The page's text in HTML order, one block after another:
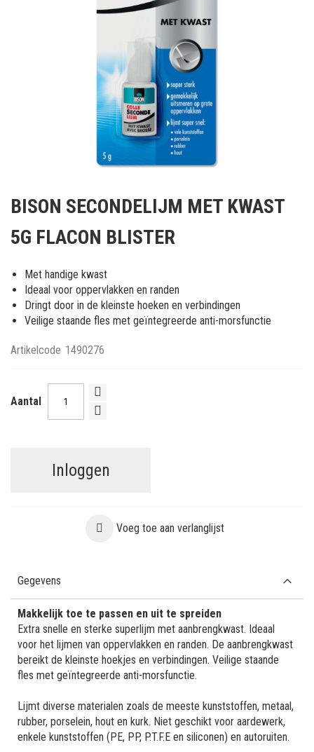
het
van
afbeeldingen-
gallerij
BISON SECONDELIJM MET KWAST
5G FLACON BLISTER
Met handige kwast
Ideaal voor oppervlakken en randen
Dringt door in de kleinste hoeken en verbindingen
Veilige staande fles met geïntegreerde anti-morsfunctie
Artikelcode 1490276
Aantal
Inloggen
Voeg toe aan verlanglijst
Gegevens
Makkelijk toe te passen en uit te spreiden
Extra snelle en sterke superlijm met aanbrengkwast. Ideaal
voor het lijmen van oppervlakken en randen. De aanbrengkwast
bereikt de kleinste hoekjes en verbindingen. Veilige staande
fles met geïntegreerde anti-morsfunctie.
Lijmt diverse materialen zoals de meeste kunststoffen, metaal,
rubber, porselein, hout en kurk. Niet geschikt voor aardewerk,
enkele kunststoffen (PE, PP, P.T.F.E en siliconen) en autoruiten.